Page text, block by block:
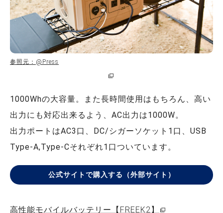
参照元：@Press
1000Whの大容量。また長時間使用はもちろん、高い
出力にも対応出来るよう、AC出力は1000W。
出力ポートはAC3口、DC/シガーソケット1口、USB
Type-A,Type-Cそれぞれ1口ついています。
公式サイトで購入する（外部サイト）
高性能モバイルバッテリー【FREEK2】